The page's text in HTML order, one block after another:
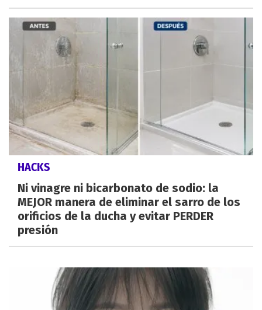
HACKS
Ni vinagre ni bicarbonato de sodio: la
MEJOR manera de eliminar el sarro de los
orificios de la ducha y evitar PERDER
presión